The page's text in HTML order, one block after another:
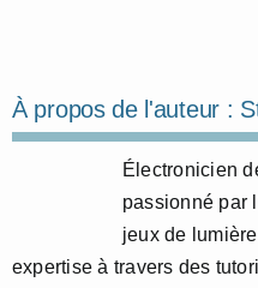
À propos de l'auteur :
Électronicien
passionné par
jeux de
expertise à travers des